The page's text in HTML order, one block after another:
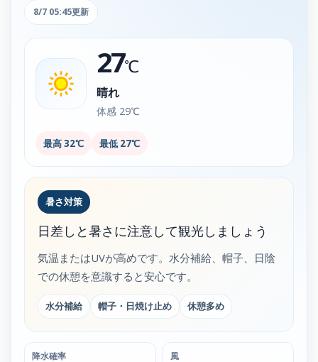
8/7 05:45更新
27℃
晴れ
体感 29℃
最高 32℃ 最低 27℃
暑さ対策
日差しと暑さに注意して観光しましょう
気温またはUVが高めです。水分補給、帽子、日陰
での休憩を意識すると安心です。
水分補給 帽子・日焼け止め 休憩多め
降水確率 風